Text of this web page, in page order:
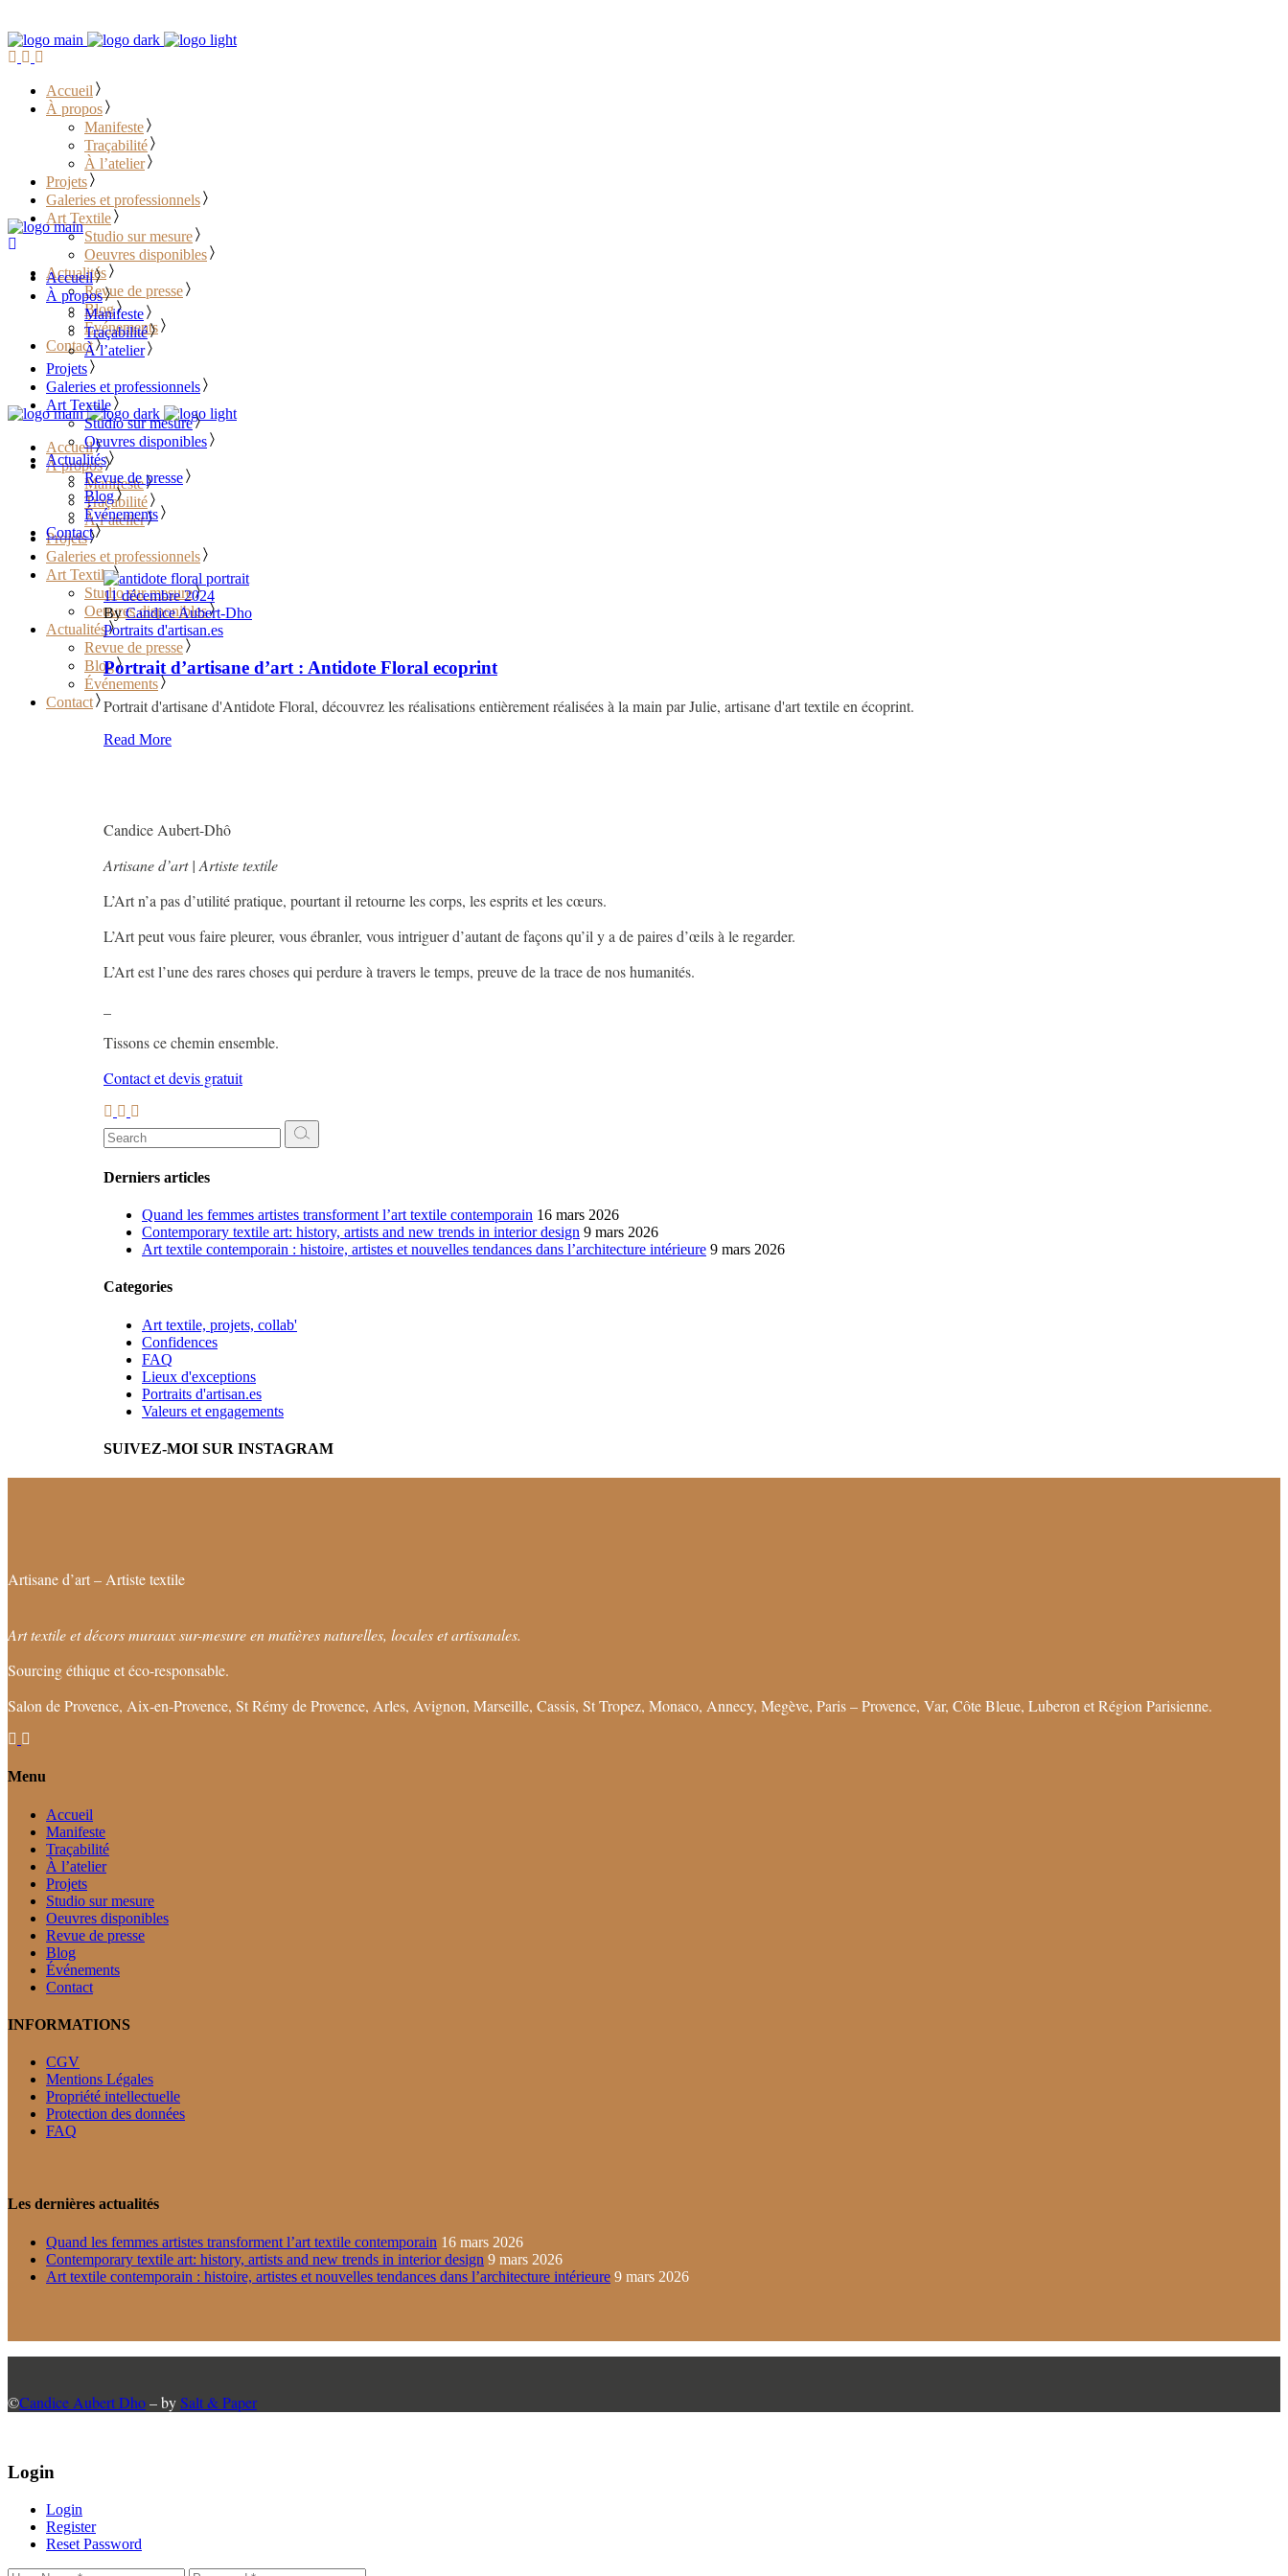
Accueil
À propos
Manifeste
Traçabilité
À l’atelier
Projets
Galeries et professionnels
Art Textile
Studio sur mesure
Oeuvres disponibles
Actualités
Revue de presse
Blog
Événements
Contact
………………………………
Accueil
À propos
Manifeste
Traçabilité
À l’atelier
Projets
Galeries et professionnels
Art Textile
Studio sur mesure
Oeuvres disponibles
Actualités
Revue de presse
Blog
Événements
Contact
Accueil
À propos
Manifeste
Traçabilité
À l’atelier
Projets
Galeries et professionnels
Art Textile
Studio sur mesure
Oeuvres disponibles
Actualités
Revue de presse
Blog
Événements
Contact
11 décembre 2024
By Candice Aubert-Dho
Portraits d'artisan.es
Portrait d’artisane d’art : Antidote Floral ecoprint
Portrait d'artisane d'Antidote Floral, découvrez les réalisations entièrement réalisées à la main par Julie, artisane d'art textile en écoprint.
Read More
Candice Aubert-Dhô
Artisane d’art | Artiste textile
L’Art n’a pas d’utilité pratique, pourtant il retourne les corps, les esprits et les cœurs.
L’Art peut vous faire pleurer, vous ébranler, vous intriguer d’autant de façons qu’il y a de paires d’œils à le regarder.
L’Art est l’une des rares choses qui perdure à travers le temps, preuve de la trace de nos humanités.
Tissons ce chemin ensemble.
Contact et devis gratuit
Search
for:
Derniers articles
Quand les femmes artistes transforment l’art textile contemporain 16 mars 2026
Contemporary textile art: history, artists and new trends in interior design 9 mars 2026
Art textile contemporain : histoire, artistes et nouvelles tendances dans l’architecture intérieure 9 mars 2026
Categories
Art textile, projets, collab'
Confidences
FAQ
Lieux d'exceptions
Portraits d'artisan.es
Valeurs et engagements
SUIVEZ-MOI SUR INSTAGRAM
Artisane d’art – Artiste textile
Art textile et décors muraux sur-mesure en matières naturelles, locales et artisanales.
Sourcing éthique et éco-responsable.
Salon de Provence, Aix-en-Provence, St Rémy de Provence, Arles, Avignon, Marseille, Cassis, St Tropez, Monaco, Annecy, Megève, Paris – Provence, Var, Côte Bleue, Luberon et Région Parisienne.
Menu
Accueil
Manifeste
Traçabilité
À l’atelier
Projets
Studio sur mesure
Oeuvres disponibles
Revue de presse
Blog
Événements
Contact
INFORMATIONS
CGV
Mentions Légales
Propriété intellectuelle
Protection des données
FAQ
Les dernières actualités
Quand les femmes artistes transforment l’art textile contemporain 16 mars 2026
Contemporary textile art: history, artists and new trends in interior design 9 mars 2026
Art textile contemporain : histoire, artistes et nouvelles tendances dans l’architecture intérieure 9 mars 2026
©Candice Aubert Dho– bySalt & Paper
Login
Login
Register
Reset Password